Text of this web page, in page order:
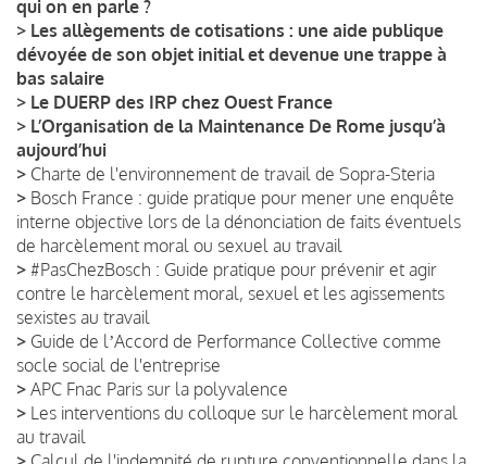
qui on en parle ?
> Les allègements de cotisations : une aide publique
dévoyée de son objet initial et devenue une trappe à
bas salaire
> Le DUERP des IRP chez Ouest France
> L’Organisation de la Maintenance De Rome jusqu’à
aujourd’hui
> Charte de l'environnement de travail de Sopra-Steria
> Bosch France : guide pratique pour mener une enquête
interne objective lors de la dénonciation de faits éventuels
de harcèlement moral ou sexuel au travail
> #PasChezBosch : Guide pratique pour prévenir et agir
contre le harcèlement moral, sexuel et les agissements
sexistes au travail
> Guide de lʼAccord de Performance Collective comme
socle social de l'entreprise
> APC Fnac Paris sur la polyvalence
> Les interventions du colloque sur le harcèlement moral
au travail